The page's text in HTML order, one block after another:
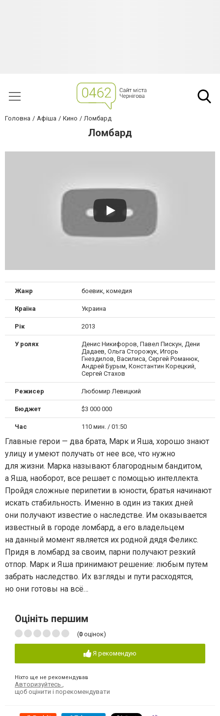
Головна Афіша Кино Ломбард
Ломбард
Жанр боевик, комедия
Країна Украина
Рік 2013
У ролях
Денис Никифоров, Павел Пискун, Дени
Дадаев, Ольга Сторожук, Игорь
Гнездилов, Василиса, Сергей Романюк,
Андрей Бурым, Константин Корецкий,
Сергей Стахов
Режисер Любомир Левицкий
Бюджет $3 000 000
Час 110 мин. / 01:50
Главные герои — два брата, Марк и Яша, хорошо знают
улицу и умеют получать от нее все, что нужно
для жизни. Марка называют благородным бандитом,
а Яша, наоборот, все решает с помощью интеллекта.
Пройдя сложные перипетии в юности, братья начинают
искать стабильность. Именно в один из таких дней
они получают известие о наследстве. Им оказывается
известный в городе ломбард, а его владельцем
на данный момент является их родной дядя Феликс.
Придя в ломбард за своим, парни получают резкий
отпор. Марк и Яша принимают решение: любым путем
забрать наследство. Их взгляды и пути расходятся,
но они готовы на всё…
Оцініть першим
(0 оцінок)
Я рекомендую
Ніхто ще не рекомендував
Авторизуйтесь ,
щоб оцінити і порекомендувати